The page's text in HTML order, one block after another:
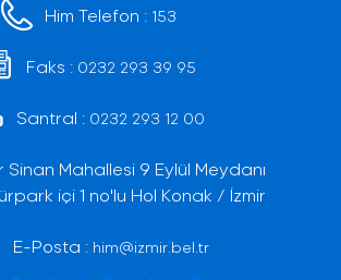
Him Telefon : 153
Faks : 0232 293 39 95
Santral : 0232 293 12 00
Sinan Mahallesi 9 Eylül Meydanı
içi 1 no'lu Hol Konak / İzmir
E-Posta : him@izmir.bel.tr